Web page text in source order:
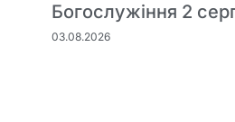
Богослужіння 2
03.08.2026